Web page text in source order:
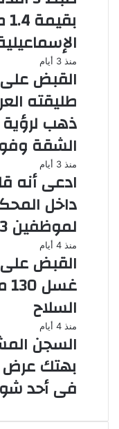
منذ 3 أيام
القبض
طليقته
ذهب لرؤية
الشقة
منذ 3 أيام
ادعى أنه
داخل
لموظفين 3ملايين جنية
منذ 4 أيام
السلاح
منذ 4 أيام
بهتك عرض
فى أحد